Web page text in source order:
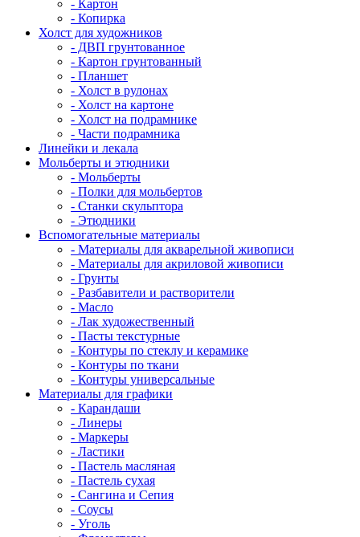
- Картон
- Копирка
Холст для художников
- ДВП грунтованное
- Картон грунтованный
- Планшет
- Холст в рулонах
- Холст на картоне
- Холст на подрамнике
- Части подрамника
Линейки и лекала
Мольберты и этюдники
- Мольберты
- Полки для мольбертов
- Станки скульптора
- Этюдники
Вспомогательные материалы
- Материалы для акварельной живописи
- Материалы для акриловой живописи
- Грунты
- Разбавители и растворители
- Масло
- Лак художественный
- Пасты текстурные
- Контуры по стеклу и керамике
- Контуры по ткани
- Контуры универсальные
Материалы для графики
- Карандаши
- Линеры
- Маркеры
- Ластики
- Пастель масляная
- Пастель сухая
- Сангина и Сепия
- Соусы
- Уголь